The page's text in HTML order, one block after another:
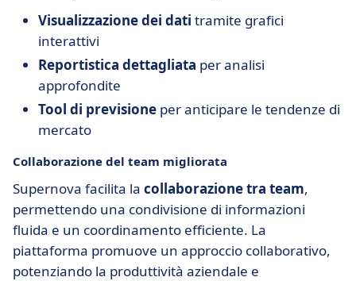
Visualizzazione dei dati tramite grafici
interattivi
Reportistica dettagliata per analisi
approfondite
Tool di previsione per anticipare le tendenze di
mercato
Collaborazione del team migliorata
Supernova facilita la collaborazione tra team,
permettendo una condivisione di informazioni
fluida e un coordinamento efficiente. La
piattaforma promuove un approccio collaborativo,
potenziando la produttività aziendale e